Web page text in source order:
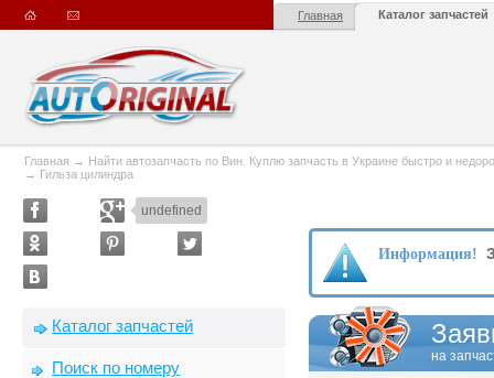
Главная Каталог запчастей
Главная → Найти автозапчасть по Вин. Куплю запчасть в Украине быстро и
→ Гильза цилиндра
undefined
Каталог запчастей
Поиск по номеру
Информация!
на